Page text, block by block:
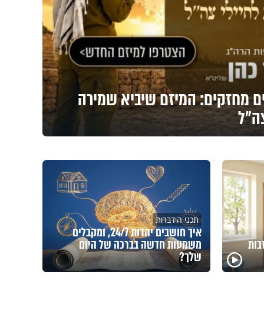
מחזקים: המיזם שיביא שמירה
תכני הידברות
איך חושבים יהדות 24/7, ומקבלים
משמעות חדשה בברכה של היום
שלך?